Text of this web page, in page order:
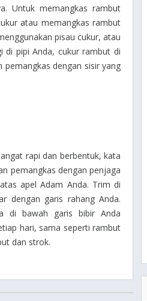
Untuk memangkas rambut
atau memangkas rambut
pisau cukur, atau
di pipi Anda, cukur rambut di
pemangkas dengan sisir yang
rapi dan berbentuk, kata
pemangkas dengan penjaga
apel Adam Anda. Trim di
dengan garis rahang Anda.
di bawah garis bibir Anda
hari, sama seperti rambut
dan strok.